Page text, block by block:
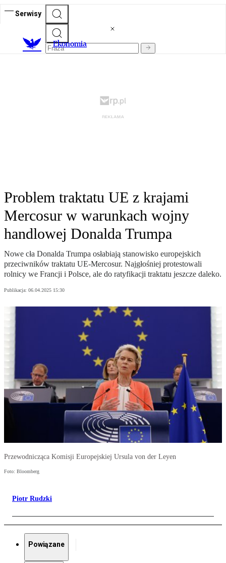
Serwisy
Ekonomia
Problem traktatu UE z krajami
Mercosur w warunkach wojny
handlowej Donalda Trumpa
Nowe cła Donalda Trumpa osłabiają stanowisko europejskich
przeciwników traktatu UE-Mercosur. Najgłośniej protestowali
rolnicy we Francji i Polsce, ale do ratyfikacji traktatu jeszcze daleko.
Publikacja: 06.04.2025 15:30
Przewodnicząca Komisji Europejskiej Ursula von der Leyen
Foto: Bloomberg
Piotr Rudzki
Powiązane